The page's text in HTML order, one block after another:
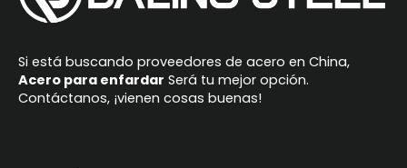
t
v
e
Si está buscando proveedores de acero en China,
Acero para enfardar Será tu mejor opción.
Contáctanos, ¡vienen cosas buenas!